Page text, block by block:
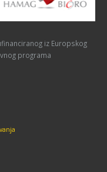
iz Europskog
programa